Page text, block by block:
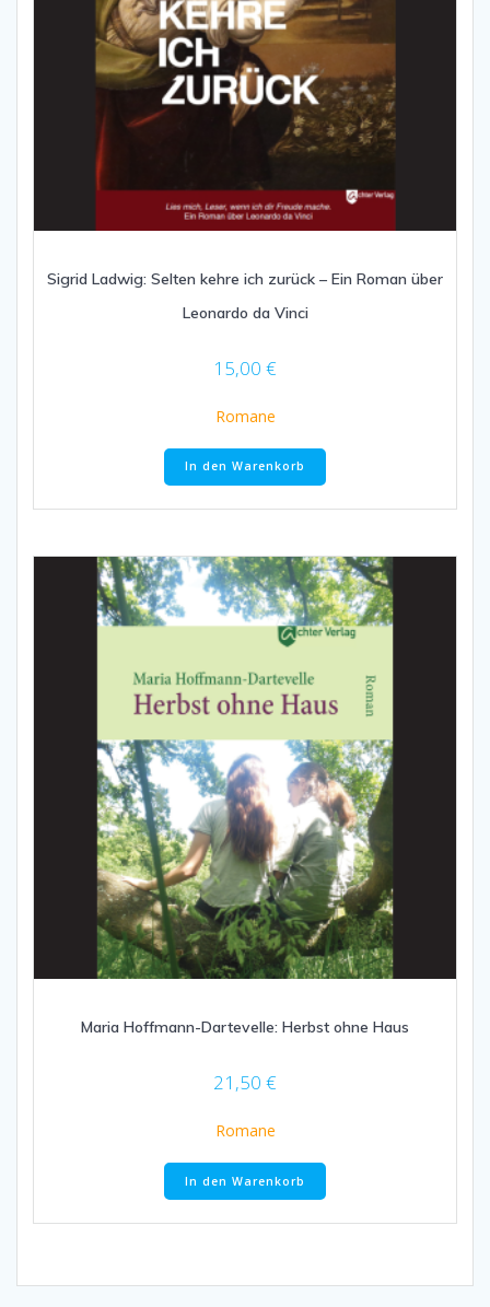
Sigrid Ladwig: Selten kehre ich zurück – Ein Roman über
Leonardo da Vinci
15,00 €
Romane
In den Warenkorb
Maria Hoffmann-Dartevelle: Herbst ohne Haus
21,50 €
Romane
In den Warenkorb